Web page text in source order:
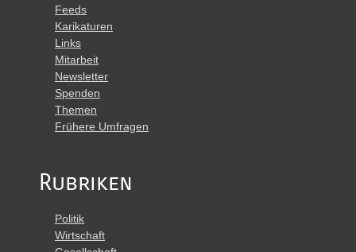
Feeds
Karikaturen
Links
Mitarbeit
Newsletter
Spenden
Themen
Frühere Umfragen
Rubriken
Politik
Wirtschaft